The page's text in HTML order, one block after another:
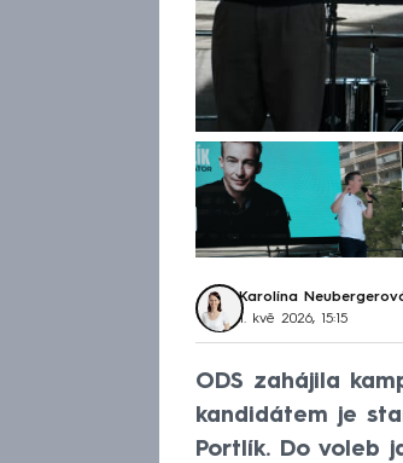
Karolína
1. kvě 2026, 15:15
ODS zahájila
kandidátem je
Portlík. Do voleb